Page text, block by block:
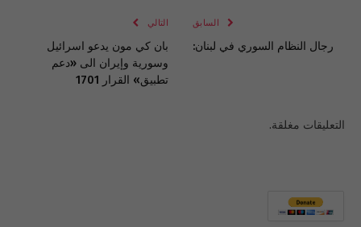
السابق
رجال النظام السوري في لبنان:
التالي
بان كي مون يدعو اسرائيل
وسورية وإيران الى «دعم
تطبيق» القرار 1701
التعليقات مغلقة.